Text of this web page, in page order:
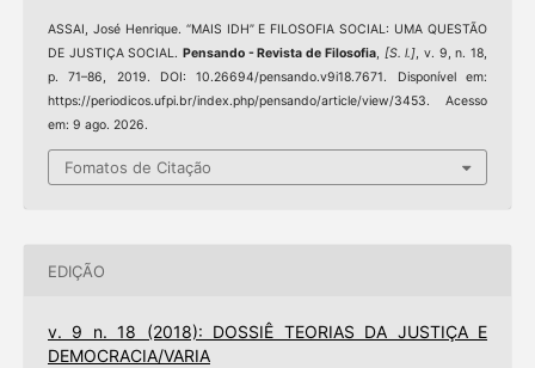
ASSAI, José Henrique. “MAIS IDH” E FILOSOFIA SOCIAL: UMA QUESTÃO
DE JUSTIÇA SOCIAL.Pensando - Revista de Filosofia, [S. l.], v. 9, n. 18,
p. 71–86, 2019. DOI: 10.26694/pensando.v9i18.7671. Disponível em:
https://periodicos.ufpi.br/index.php/pensando/article/view/3453. Acesso
em: 9 ago. 2026.
Fomatos de Citação
EDIÇÃO
v. 9 n. 18 (2018): DOSSIÊ TEORIAS DA JUSTIÇA E
DEMOCRACIA/VARIA